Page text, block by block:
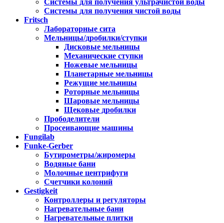
Системы для получения ультрачистой воды
Системы для получения чистой воды
Fritsch
Лабораторные сита
Мельницы/дробилки/ступки
Дисковые мельницы
Механические ступки
Ножевые мельницы
Планетарные мельницы
Режущие мельницы
Роторные мельницы
Шаровые мельницы
Щековые дробилки
Прободелители
Просеивающие машины
Fungilab
Funke-Gerber
Бутирометры/жиромеры
Водяные бани
Молочные центрифуги
Счетчики колоний
Gestigkeit
Контроллеры и регуляторы
Нагревательные бани
Нагревательные плитки